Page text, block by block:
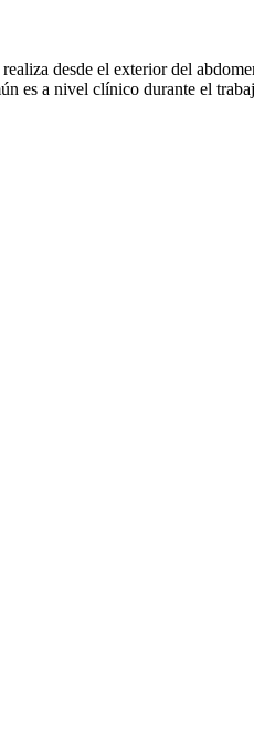
desde el exterior del
es a nivel clínico durante el